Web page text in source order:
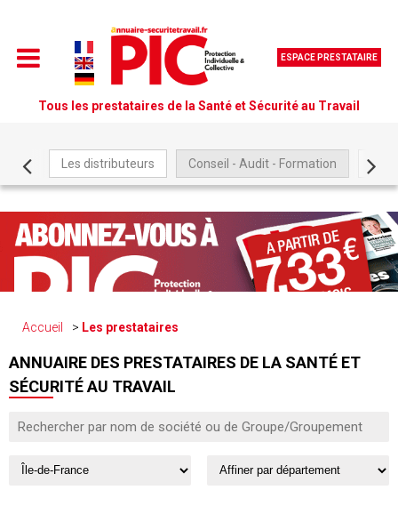
ESPACE PRESTATAIRE
Tous les prestataires de la Santé et Sécurité au Travail
Les distributeurs Conseil - Audit - Formation Être
Accueil Les prestataires
ANNUAIRE DES PRESTATAIRES DE LA SANTÉ ET
SÉCURITÉ AU TRAVAIL